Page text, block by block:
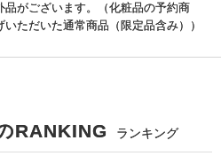
がございます。（化粧品の予約商
ただいた通常商品（限定品含み））
RANKING ランキング